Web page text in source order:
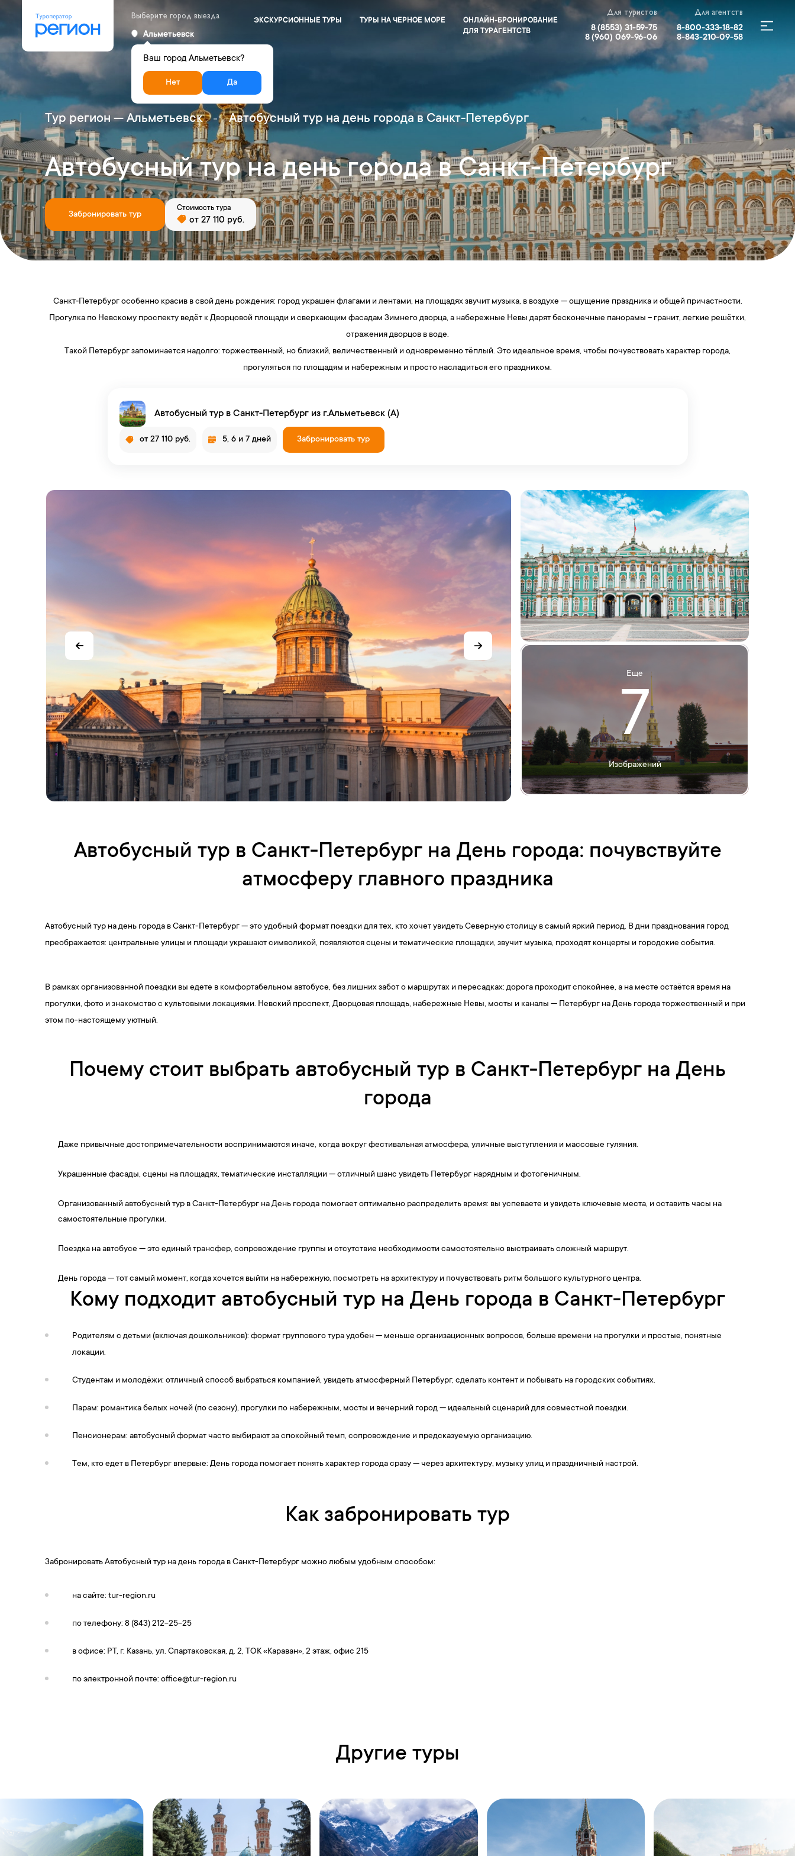
Выберите город выезда
Альметьевск
Ваш город Альметьевск?
Нет Да
ЭКСКУРСИОННЫЕ ТУРЫ ТУРЫ НА ЧЕРНОЕ МОРЕ
ОНЛАЙН-БРОНИРОВАНИЕ
ДЛЯ ТУРАГЕНТСТВ
Для туристов
8 (8553) 31-59-75
8 (960) 069-96-06
Для агентств
8-800-333-18-82
8-843-210-09-58
Тур регион — Альметьевск Автобусный тур на день города в Санкт-Петербург
Автобусный тур на день города в Санкт-Петербург
Забронировать тур
Стоимость тура
от 27 110 руб.
Санкт‑Петербург особенно красив в свой день рождения: город украшен флагами и лентами, на площадях звучит музыка, в воздухе — ощущение праздника и общей причастности.
Прогулка по Невскому проспекту ведёт к Дворцовой площади и сверкающим фасадам Зимнего дворца, а набережные Невы дарят бесконечные панорамы – гранит, легкие решётки,
отражения дворцов в воде.
Такой Петербург запоминается надолго: торжественный, но близкий, величественный и одновременно тёплый. Это идеальное время, чтобы почувствовать характер города,
прогуляться по площадям и набережным и просто насладиться его праздником.
Автобусный тур в Санкт-Петербург из г.Альметьевск (А)
от 27 110 руб. 5, 6 и 7 дней Забронировать тур
Еще
7
Изображений
Автобусный тур в Санкт-Петербург на День города: почувствуйте
атмосферу главного праздника
Автобусный тур на день города в Санкт-Петербург — это удобный формат поездки для тех, кто хочет увидеть Северную столицу в самый яркий период. В дни празднования город
преображается: центральные улицы и площади украшают символикой, появляются сцены и тематические площадки, звучит музыка, проходят концерты и городские события.
В рамках организованной поездки вы едете в комфортабельном автобусе, без лишних забот о маршрутах и пересадках: дорога проходит спокойнее, а на месте остаётся время на
прогулки, фото и знакомство с культовыми локациями. Невский проспект, Дворцовая площадь, набережные Невы, мосты и каналы — Петербург на День города торжественный и при
этом по-настоящему уютный.
Почему стоит выбрать автобусный тур в Санкт-Петербург на День
города
Даже привычные достопримечательности воспринимаются иначе, когда вокруг фестивальная атмосфера, уличные выступления и массовые гуляния.
Украшенные фасады, сцены на площадях, тематические инсталляции — отличный шанс увидеть Петербург нарядным и фотогеничным.
Организованный автобусный тур в Санкт-Петербург на День города помогает оптимально распределить время: вы успеваете и увидеть ключевые места, и оставить часы на
самостоятельные прогулки.
Поездка на автобусе — это единый трансфер, сопровождение группы и отсутствие необходимости самостоятельно выстраивать сложный маршрут.
День города — тот самый момент, когда хочется выйти на набережную, посмотреть на архитектуру и почувствовать ритм большого культурного центра.
Кому подходит автобусный тур на День города в Санкт-Петербург
Родителям с детьми (включая дошкольников): формат группового тура удобен — меньше организационных вопросов, больше времени на прогулки и простые, понятные
локации.
Студентам и молодёжи: отличный способ выбраться компанией, увидеть атмосферный Петербург, сделать контент и побывать на городских событиях.
Парам: романтика белых ночей (по сезону), прогулки по набережным, мосты и вечерний город — идеальный сценарий для совместной поездки.
Пенсионерам: автобусный формат часто выбирают за спокойный темп, сопровождение и предсказуемую организацию.
Тем, кто едет в Петербург впервые: День города помогает понять характер города сразу — через архитектуру, музыку улиц и праздничный настрой.
Как забронировать тур
Забронировать Автобусный тур на день города в Санкт-Петербург можно любым удобным способом:
на сайте: tur-region.ru
по телефону: 8 (843) 212-25-25
в офисе: РТ, г. Казань, ул. Спартаковская, д. 2, ТОК «Караван», 2 этаж, офис 215
по электронной почте: office@tur-region.ru
Другие туры